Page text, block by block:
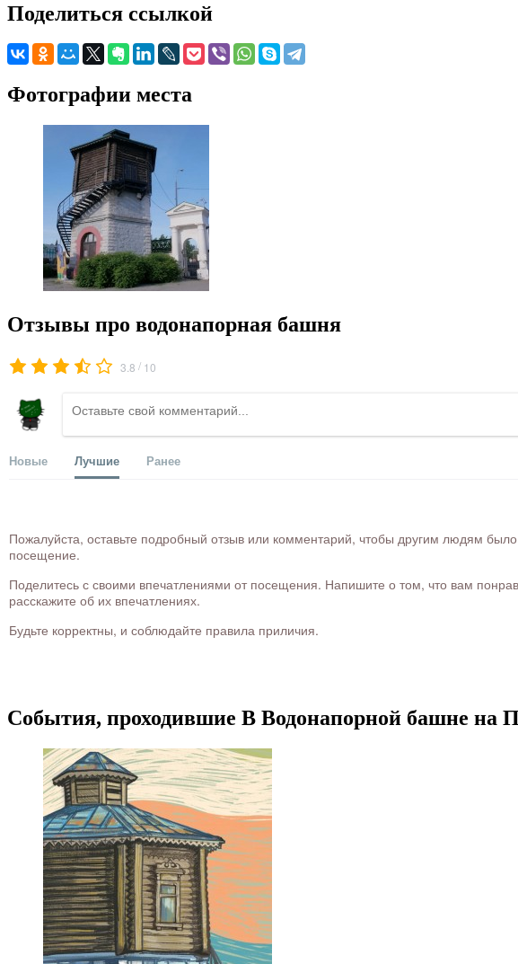
Поделиться ссылкой
Фотографии места
Отзывы про водонапорная башня
3.8 / 10
Новые Лучшие Ранее
Пожалуйста, оставьте подробный отзыв или комментарий, чтобы другим людям
посещение.
Поделитесь с своими впечатлениями от посещения. Напишите о том, что вам
расскажите об их впечатлениях.
Будьте корректны, и соблюдайте правила приличия.
События, проходившие В Водонапорной башне на